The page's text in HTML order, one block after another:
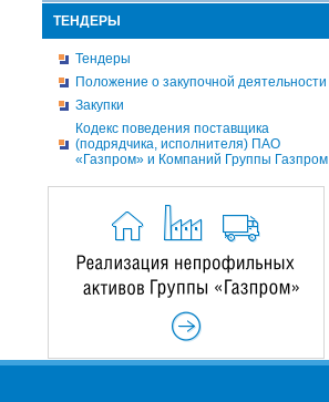
ТЕНДЕРЫ
Тендеры
Положение о закупочной деятельности
Закупки
Кодекс поведения поставщика
(подрядчика, исполнителя) ПАО
«Газпром» и Компаний Группы Газпром